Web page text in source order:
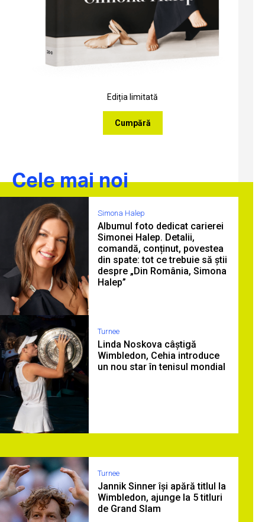
Ediția limitată
Cumpără
Cele mai noi
Simona Halep
Albumul foto dedicat carierei
Simonei Halep. Detalii,
comandă, conținut, povestea
din spate: tot ce trebuie să știi
despre „Din România, Simona
Halep”
Turnee
Linda Noskova câștigă
Wimbledon, Cehia introduce
un nou star în tenisul mondial
Turnee
Jannik Sinner își apără titlul la
Wimbledon, ajunge la 5 titluri
de Grand Slam